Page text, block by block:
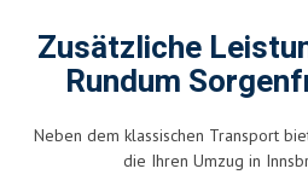
Zusätzliche
Rundum
Neben dem klassischen Transport
die Ihren Umzug in